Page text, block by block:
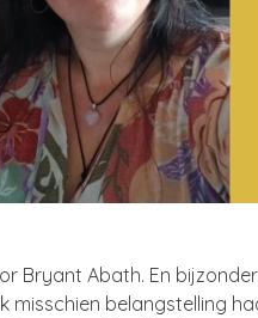
Bryant Abath. En
misschien belangstelling